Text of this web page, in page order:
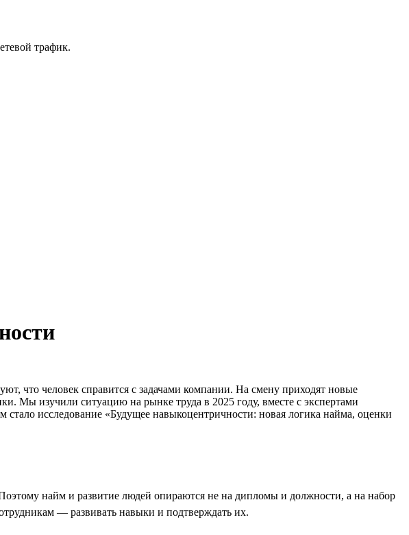
трафик.
что человек справится с задачами компании. На смену приходят новые
Мы изучили ситуацию на рынке труда в 2025 году, вместе с экспертами
исследование «Будущее навыкоцентричности: новая логика найма, оценки
найм и развитие людей опираются не на дипломы и должности, а на набор
— развивать навыки и подтверждать их.